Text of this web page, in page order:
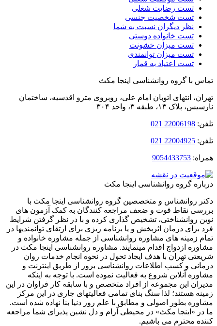
تست رضایت شغلی
تست شخصیت جنسی
نظر دیگران نسبت به شما
تست خانواده دوستی
تست میزان خشونت
تست میزان توانمندی
تست اعتیاد به قمار
با گروه روانشناسی اینجا مکث
انتهای اتوبان امام‌ علی، روبروی مترو اقدسیه، ساختمان
۱۳، طبقه ۳، واحد ۳۰۴
22006198 021
22004925 021
9054433753
گروه روانشناسی اینجا مکث
روانشناس و متخصصین گروه روانشناسی اینجا مکث با
نقاط قوت و ضعف مراجعه کنندگان به کمک آزمون های
روانشناختی، تشخیص گذاری کرده و با در نظر گرفتن شرایط
درمان اثربخش و یا برنامه ریزی برای ارتقای توانمندیها در
زمینه های مشاوره روانشناسی از جمله مشاوره خانواده و
ازدواج اقدام مینمایند. مشاوره روانشناسی اینجا مکث در
تهران با هدف ایجاد تحول در نحوه انجام خدمات روان
و کسب اطلاعات روانشناسی بروز از طریق اینترنت و
آنلاین شروع به فعالیت نموده است. با توجه به اینکه
این مجموعه از افراد متخصص و با سابقه کار فراوان در این
هستند؛ لذا سنگ بنای تمامی فعالیتهای جاری در این مرکز
بطور اصولی و مطابق با علم روز دنیا بنا نهاده شده است.
«اینجا مکث» در محیطی آرام و دل نشین پذیرای شما مراجعه
محترم می باشیم.